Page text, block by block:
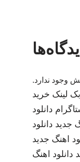
وجود ندارد.
لینک خرید
دانلود
جدید دانلود
اهنگ جدید
دانلود اهنگ